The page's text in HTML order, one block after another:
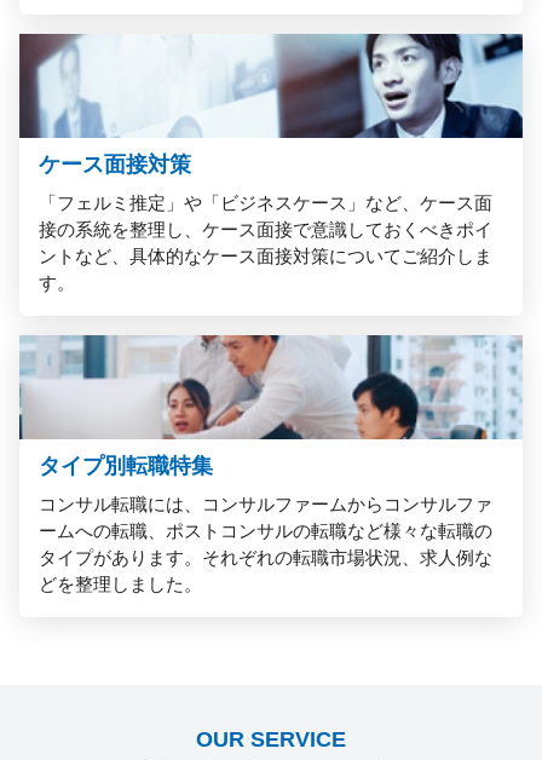
ケース面接対策
「フェルミ推定」や「ビジネスケース」など、ケース面
接の系統を整理し、ケース面接で意識しておくべきポイ
ントなど、具体的なケース面接対策についてご紹介しま
す。
タイプ別転職特集
コンサル転職には、コンサルファームからコンサルファ
ームへの転職、ポストコンサルの転職など様々な転職の
タイプがあります。それぞれの転職市場状況、求人例な
どを整理しました。
OUR SERVICE